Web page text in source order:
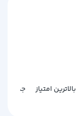
بالاترین امتیاز